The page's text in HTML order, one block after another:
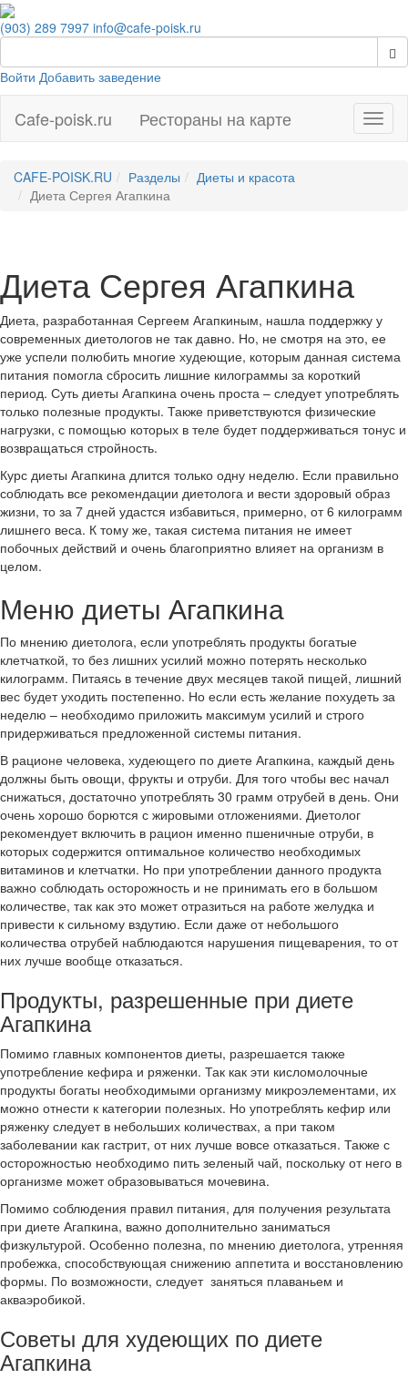
(903) 289 7997 info@cafe-poisk.ru
Войти Добавить заведение
Cafe-poisk.ru Рестораны на карте
CAFE-POISK.RU Разделы
Диеты и красота
Диета Сергея Агапкина
Диета Сергея Агапкина
Диета, разработанная Сергеем Агапкиным, нашла поддержку у
современных диетологов не так давно. Но, не смотря на это, ее
уже успели полюбить многие худеющие, которым данная система
питания помогла сбросить лишние килограммы за короткий
период. Суть диеты Агапкина очень проста – следует употреблять
только полезные продукты. Также приветствуются физические
нагрузки, с помощью которых в теле будет поддерживаться тонус и
возвращаться стройность.
Курс диеты Агапкина длится только одну неделю. Если правильно
соблюдать все рекомендации диетолога и вести здоровый образ
жизни, то за 7 дней удастся избавиться, примерно, от 6 килограмм
лишнего веса. К тому же, такая система питания не имеет
побочных действий и очень благоприятно влияет на организм в
целом.
Меню диеты Агапкина
По мнению диетолога, если употреблять продукты богатые
клетчаткой, то без лишних усилий можно потерять несколько
килограмм. Питаясь в течение двух месяцев такой пищей, лишний
вес будет уходить постепенно. Но если есть желание похудеть за
неделю – необходимо приложить максимум усилий и строго
придерживаться предложенной системы питания.
В рационе человека, худеющего по диете Агапкина, каждый день
должны быть овощи, фрукты и отруби. Для того чтобы вес начал
снижаться, достаточно употреблять 30 грамм отрубей в день. Они
очень хорошо борются с жировыми отложениями. Диетолог
рекомендует включить в рацион именно пшеничные отруби, в
которых содержится оптимальное количество необходимых
витаминов и клетчатки. Но при употреблении данного продукта
важно соблюдать осторожность и не принимать его в большом
количестве, так как это может отразиться на работе желудка и
привести к сильному вздутию. Если даже от небольшого
количества отрубей наблюдаются нарушения пищеварения, то от
них лучше вообще отказаться.
Продукты, разрешенные при диете
Агапкина
Помимо главных компонентов диеты, разрешается также
употребление кефира и ряженки. Так как эти кисломолочные
продукты богаты необходимыми организму микроэлементами, их
можно отнести к категории полезных. Но употреблять кефир или
ряженку следует в небольших количествах, а при таком
заболевании как гастрит, от них лучше вовсе отказаться. Также с
осторожностью необходимо пить зеленый чай, поскольку от него в
организме может образовываться мочевина.
Помимо соблюдения правил питания, для получения результата
при диете Агапкина, важно дополнительно заниматься
физкультурой. Особенно полезна, по мнению диетолога, утренняя
пробежка, способствующая снижению аппетита и восстановлению
формы. По возможности, следует заняться плаваньем и
акваэробикой.
Советы для худеющих по диете
Агапкина